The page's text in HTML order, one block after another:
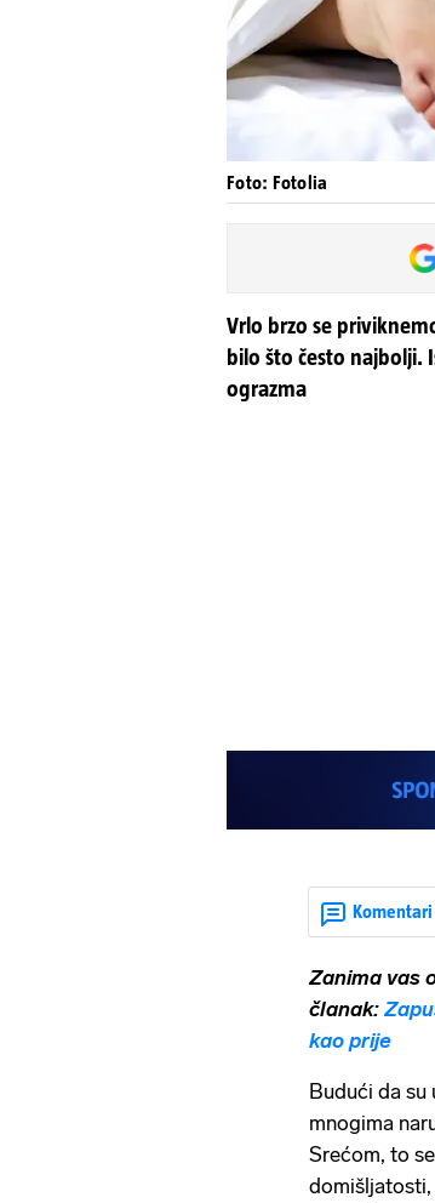
Foto: Fotolia
Vrlo brzo se
bilo što često najbolji.
ograzma
Komentari
Zanima vas
članak:
kao prije
Budući da su
mnogima
Srećom, to
domišljatosti,